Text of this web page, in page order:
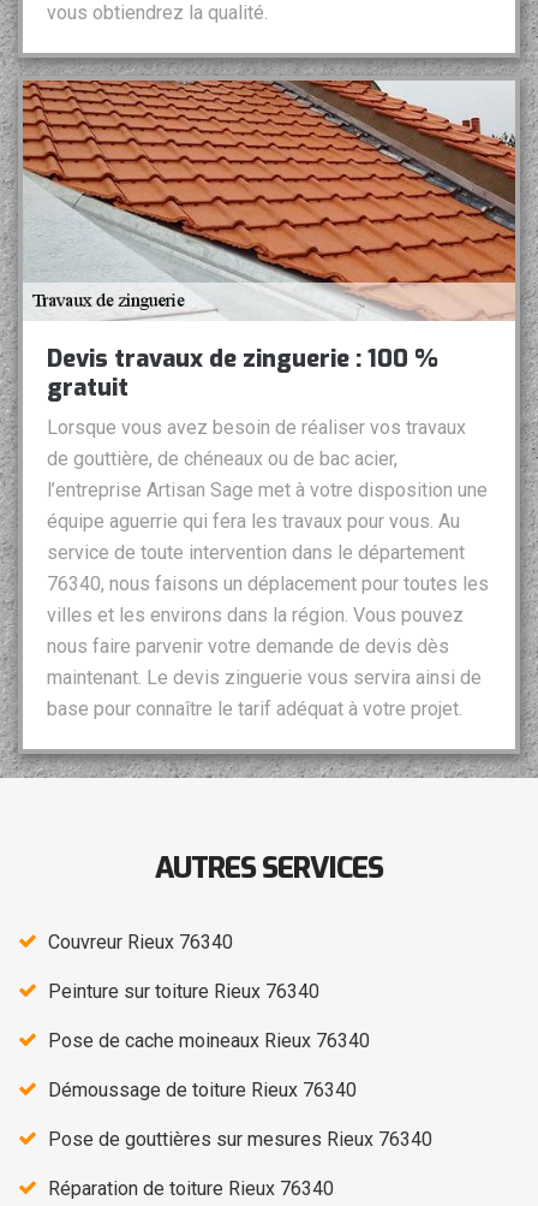
vous obtiendrez la qualité.
Devis travaux de zinguerie : 100 %
gratuit
Lorsque vous avez besoin de réaliser vos travaux
de gouttière, de chéneaux ou de bac acier,
l’entreprise Artisan Sage met à votre disposition une
équipe aguerrie qui fera les travaux pour vous. Au
service de toute intervention dans le département
76340, nous faisons un déplacement pour toutes les
villes et les environs dans la région. Vous pouvez
nous faire parvenir votre demande de devis dès
maintenant. Le devis zinguerie vous servira ainsi de
base pour connaître le tarif adéquat à votre projet.
AUTRES SERVICES
Couvreur Rieux 76340
Peinture sur toiture Rieux 76340
Pose de cache moineaux Rieux 76340
Démoussage de toiture Rieux 76340
Pose de gouttières sur mesures Rieux 76340
Réparation de toiture Rieux 76340